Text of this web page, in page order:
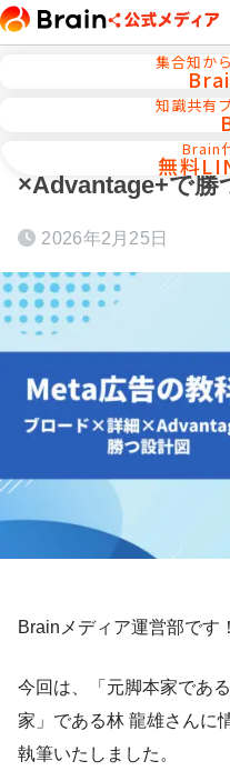
集合知か
知識共有
Brain
無料
セールス・クロ
Meta広告の教科書
×Advantage+で勝
2026年2月25日
Brainメディア運営部です！
今回は、「元脚本家であ
家」である林 龍雄さんに
執筆いたしました。